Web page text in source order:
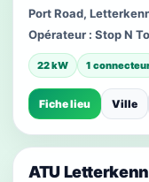
Port Road,
Opérateur : Stop N
22 kW 1
Fiche lieu Ville
ATU